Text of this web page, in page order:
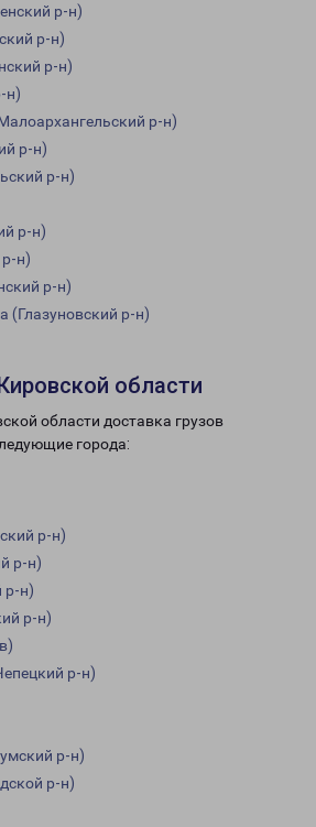
р-н)
р-н)
р-н)
н)
р-н)
р-н)
р-н)
р-н)
н)
р-н)
(Глазуновский р-н)
области
области доставка грузов
города:
р-н)
р-н)
р-н)
р-н)
р-н)
р-н)
р-н)